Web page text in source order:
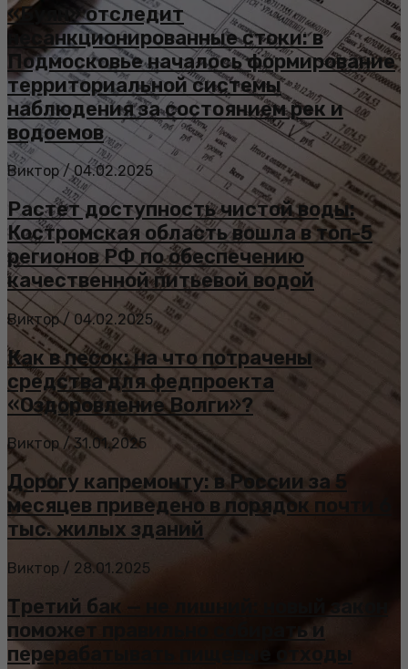
«Буян» отследит
несанкционированные стоки: в
Подмосковье началось формирование
территориальной системы
наблюдения за состоянием рек и
водоемов
Виктор / 04.02.2025
Растет доступность чистой воды:
Костромская область вошла в топ-5
регионов РФ по обеспечению
качественной питьевой водой
Виктор / 04.02.2025
Как в песок: на что потрачены
средства для федпроекта
«Оздоровление Волги»?
Виктор / 31.01.2025
Дорогу капремонту: в России за 5
месяцев приведено в порядок почти 6
тыс. жилых зданий
Виктор / 28.01.2025
Третий бак — не лишний: новый закон
поможет правильно собирать и
перерабатывать пищевые отходы